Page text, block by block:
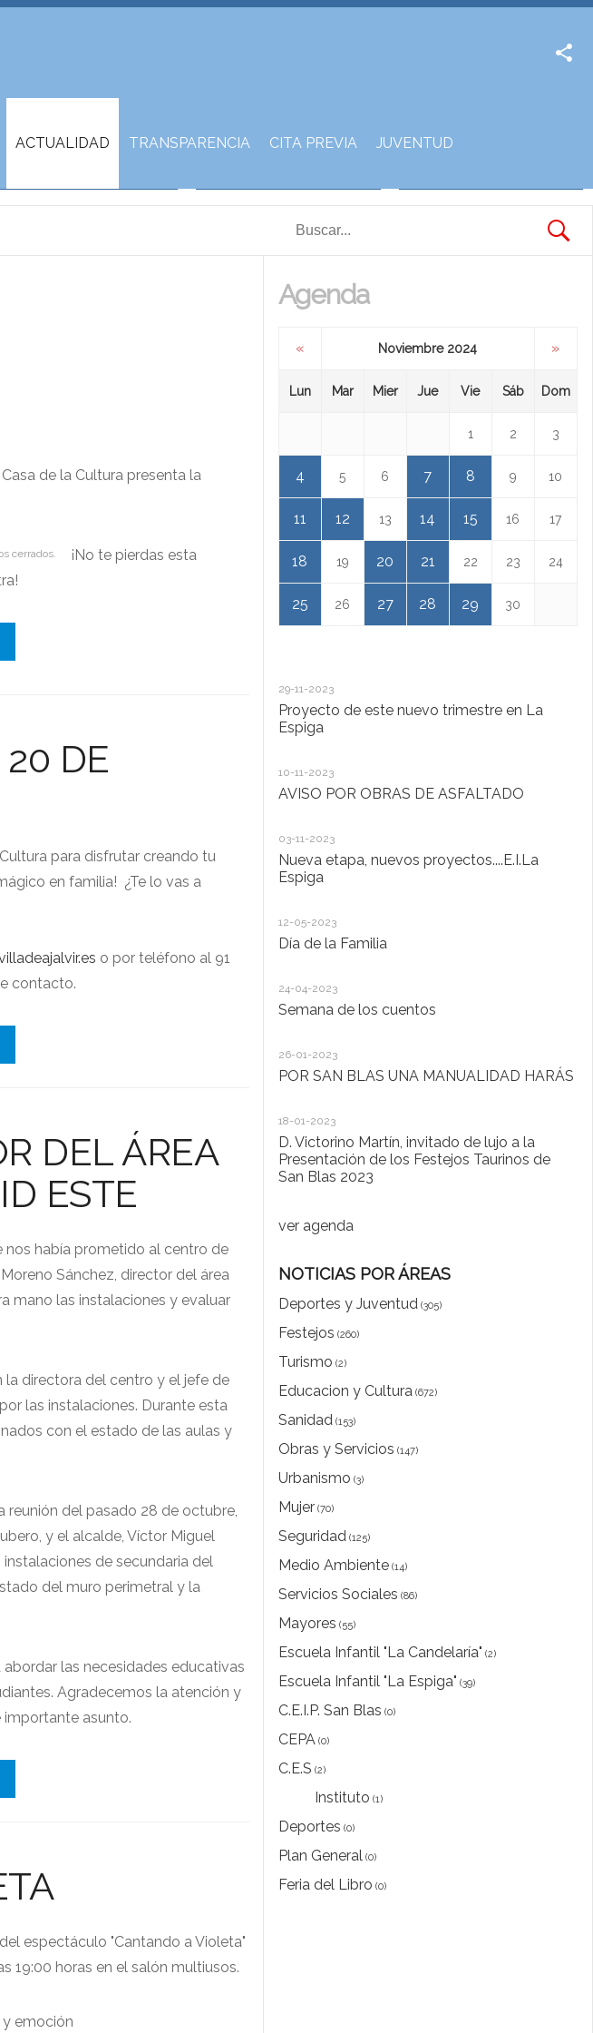
ACTUALIDAD TRANSPARENCIA CITA PREVIA JUVENTUD
de la Cultura presenta la
cerrados.
¡No te pierdas esta
DE
para disfrutar creando tu
en familia! ¿Te lo vas a
o por teléfono al 91
contacto.
DEL ÁREA
ESTE
nos había prometido al centro de
Sánchez, director del área
mano las instalaciones y evaluar
la directora del centro y el jefe de
las instalaciones. Durante esta
con el estado de las aulas y
reunión del pasado 28 de octubre,
y el alcalde, Víctor Miguel
de secundaria del
del muro perimetral y la
las necesidades educativas
Agradecemos la atención y
asunto.
espectáculo "Cantando a Violeta"
19:00 horas en el salón multiusos.
y emoción
Agenda
« Noviembre 2024 »
Lun Mar Mier Jue Vie Sáb Dom
1 2 3
4 5 6 7 8 9 10
11 12 13 14 15 16 17
18 19 20 21 22 23 24
25 26 27 28 29 30
29-11-2023
Proyecto de este nuevo trimestre en La
Espiga
10-11-2023
AVISO POR OBRAS DE ASFALTADO
03-11-2023
Nueva etapa, nuevos proyectos....E.I.La
Espiga
12-05-2023
Día de la Familia
24-04-2023
Semana de los cuentos
26-01-2023
POR SAN BLAS UNA MANUALIDAD HARÁS
18-01-2023
D. Victorino Martín, invitado de lujo a la
Presentación de los Festejos Taurinos de
San Blas 2023
ver agenda
NOTICIAS POR ÁREAS
Deportes y Juventud(305)
Festejos (260)
Turismo (2)
Educacion y Cultura(672)
Sanidad(153)
Obras y Servicios (147)
Urbanismo (3)
Mujer(70)
Seguridad(125)
Medio Ambiente(14)
Servicios Sociales (86)
Mayores (55)
Escuela Infantil "La Candelaría" (2)
Escuela Infantil "La Espiga" (39)
C.E.I.P. San Blas (0)
CEPA(0)
C.E.S (2)
Instituto (1)
Deportes (0)
Plan General(0)
Feria del Libro (0)